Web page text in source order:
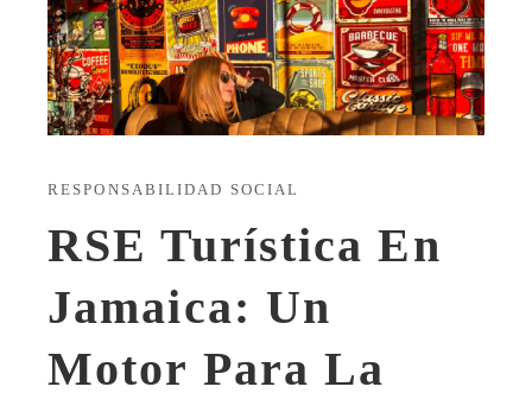
RESPONSABILIDAD SOCIAL
RSE Turística En
Jamaica: Un
Motor Para La